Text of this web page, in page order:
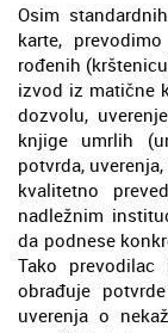
Osim
karte,
rođenih
izvod iz matične
dozvolu,
knjige umrlih
potvrda,
kvalitetno
nadležnim
da podnese
Tako
obrađuje
uverenja o